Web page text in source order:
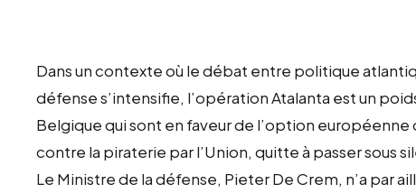
Dans un contexte où le débat entre politique
défense s’intensifie, l’opération Atalanta est un
Belgique qui sont en faveur de l’option
contre la piraterie par l’Union, quitte à passer sous
Le Ministre de la défense, Pieter De Crem, n’a par